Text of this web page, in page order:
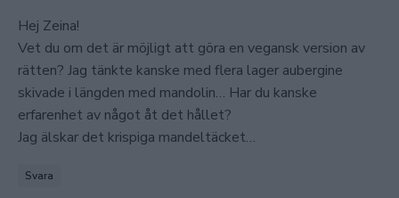
Hej Zeina!
Vet du om det är möjligt att göra en vegansk version av
rätten? Jag tänkte kanske med flera lager aubergine
skivade i längden med mandolin… Har du kanske
erfarenhet av något åt det hållet?
Jag älskar det krispiga mandeltäcket…
Svara